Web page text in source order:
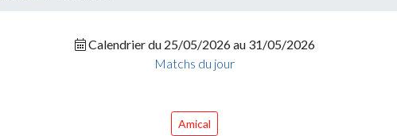
Calendrier du 25/05/2026 au 31/05/2026
Matchs du jour
Amical